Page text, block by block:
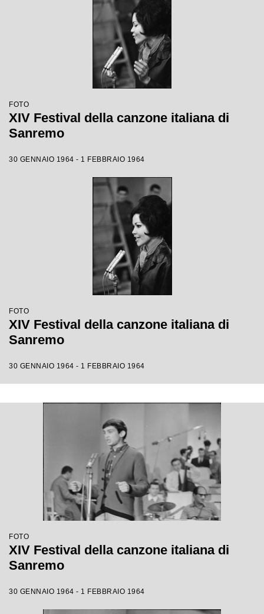
FOTO
XIV Festival della canzone italiana di
Sanremo
30 GENNAIO 1964 - 1 FEBBRAIO 1964
FOTO
XIV Festival della canzone italiana di
Sanremo
30 GENNAIO 1964 - 1 FEBBRAIO 1964
FOTO
XIV Festival della canzone italiana di
Sanremo
30 GENNAIO 1964 - 1 FEBBRAIO 1964